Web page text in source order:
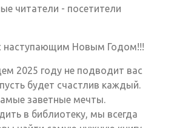
читатели - посетители
наступающим Новым Годом!!!
2025 году не подводит вас
будет счастлив каждый.
заветные мечты.
в библиотеку, мы всегда